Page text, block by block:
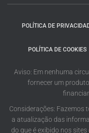
POLÍTICA DE
POLÍTICA DE COOKIES
Aviso: Em nenhuma
fornecer um
Considerações: Fazemos
a atualização das
do que é exibido nos